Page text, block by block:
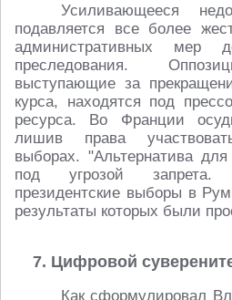
Усиливающееся
подавляется все более
административных мер
преследования.
выступающие за
курса, находятся под
ресурса. Во Франции
лишив права
выборах. "Альтернатива
под угрозой запрета.
президентские выборы в
результаты которых были
7. Цифровой
Как сформулировал